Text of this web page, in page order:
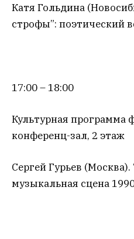
Катя Гольдина
строфы”: поэтический
17:00 – 18:00
Культурная программа
конференц-зал, 2 этаж
Сергей Гурьев
музыкальная сцена